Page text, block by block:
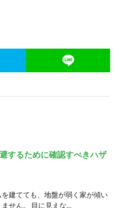
するために確認すべきハザ
建てても、地盤が弱く家が傾い
せん。 目に見えな...